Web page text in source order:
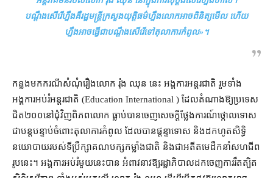
បណ្តឹង​សើរើ​ហ្នឹង​គឺ​រដ្ឋមន្ត្រី​ក្រសួងយុត្តិធម៌​ហ្នឹង​លោក​អាច​ពិនិត្យមើល ហើយ​
ហ្នឹង​អាច​ធ្វើជា​បណ្តឹង​សើរើ​ទៅ​តុលាការ​កំពូល»។
កន្លងមក​ករណី​សំណុំរឿង​លោក រ៉ុង ឈុន នេះ អង្គការ​អន្តរជាតិ រួម​ទាំង​
អង្គការ​អប់រំ​អន្តរជាតិ (Education International ) ដែល​តំណាង​ឱ្យ​ប្រទេស​
ជិត​២០០​នៅ​ជុំវិញ​ពិភពលោក ធ្លាប់​បាន​ចេញ​សេចក្តី​ថ្លែងការណ៍​ថ្កោលទោស​
ជា​បន្តបន្ទាប់​ចំពោះ​តុលាការ​កំពូល ដែល​បាន​ផ្ដន្ទាទោស និង​ដកហូត​សិទ្ធិ​
នយោបាយ​របស់​ទីប្រឹក្សា​គណបក្ស​កម្លាំង​ជាតិ និង​ជា​អតីត​មេដឹកនាំ​សហជីព​
រូប​នេះ​។ អង្គការ​អប់រំ​មួយ​នេះ​បាន អំពាវនាវ​ឱ្យ​រដ្ឋាភិបាល​ដក​ចេញ​ការ​រឹតត្បិត​